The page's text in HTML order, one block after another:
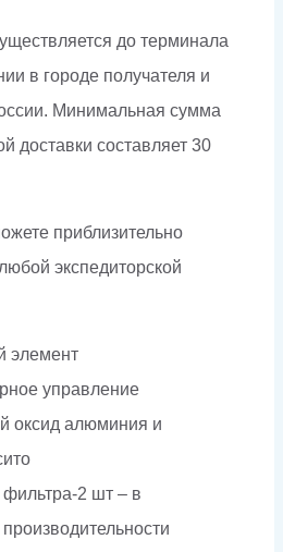
до терминала
в городе получателя и
Минимальная сумма
доставки составляет 30
приблизительно
экспедиторской
элемент
управление
оксид алюминия и
2 шт – в